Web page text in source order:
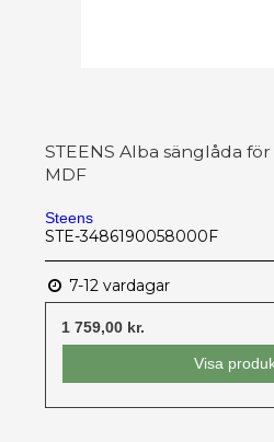
STEENS Alba sänglåda
MDF
Steens
STE-3486190058000F
7-12 vardagar
1 759,00 kr.
Visa